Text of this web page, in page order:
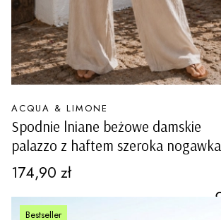
Spodnie lniane beżowe damskie
palazzo z haftem szeroka nogawka
na gumce kieszenie Moresca
PRODUCENT
ACQUA & LIMONE
Cena
174,90 zł
Bestseller